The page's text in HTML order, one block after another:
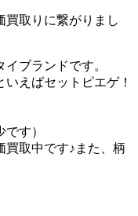
買取りに繋がりまし
ブランドです。
えばセットピエゲ！
す）
買取中です♪また、柄